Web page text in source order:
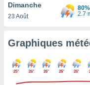
sur le
et que
ne
Dimanche
23 Août
80%
2.7
Graphiques
25° 26° 26° 26° 26°